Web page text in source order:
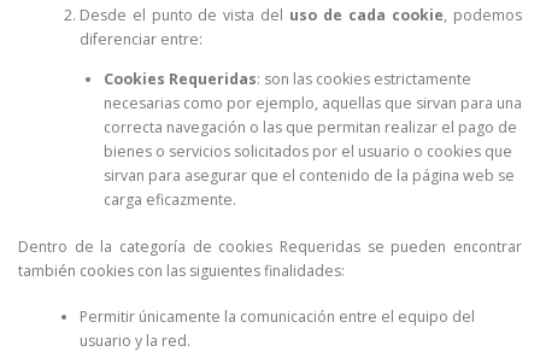
Desde el punto de vista del uso de cada cookie, podemos
diferenciar entre:
Cookies Requeridas: son las cookies estrictamente
necesarias como por ejemplo, aquellas que sirvan para una
correcta navegación o las que permitan realizar el pago de
bienes o servicios solicitados por el usuario o cookies que
sirvan para asegurar que el contenido de la página web se
carga eficazmente.
Dentro de la categoría de cookies Requeridas se pueden encontrar
también cookies con las siguientes finalidades:
Permitir únicamente la comunicación entre el equipo del
usuario y la red.